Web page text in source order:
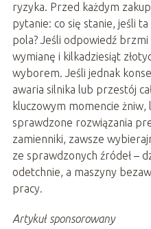
ryzyka. Przed każdym
pytanie: co się stanie, jeśli
pola? Jeśli odpowiedź
wymianę i kilkadziesiąt
wyborem. Jeśli jednak
awaria silnika lub przestój
kluczowym momencie żniw,
sprawdzone rozwiązania
zamienniki, zawsze
ze sprawdzonych źródeł –
odetchnie, a maszyny
pracy.
Artykuł sponsorowany